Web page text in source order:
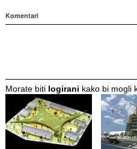
Komentari
Morate biti logirani kako bi mogli